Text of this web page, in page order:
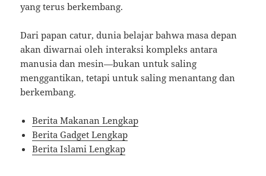
yang terus berkembang.
Dari papan catur, dunia belajar bahwa masa depan
akan diwarnai oleh interaksi kompleks antara
manusia dan mesin—bukan untuk saling
menggantikan, tetapi untuk saling menantang dan
berkembang.
Berita Makanan Lengkap
Berita Gadget Lengkap
Berita Islami Lengkap